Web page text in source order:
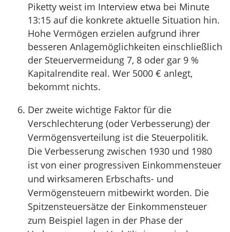
Piketty weist im Interview etwa bei Minute
13:15 auf die konkrete aktuelle Situation hin.
Hohe Vermögen erzielen aufgrund ihrer
besseren Anlagemöglichkeiten einschließlich
der Steuervermeidung 7, 8 oder gar 9 %
Kapitalrendite real. Wer 5000 € anlegt,
bekommt nichts.
Der zweite wichtige Faktor für die
Verschlechterung (oder Verbesserung) der
Vermögensverteilung ist die Steuerpolitik.
Die Verbesserung zwischen 1930 und 1980
ist von einer progressiven Einkommensteuer
und wirksameren Erbschafts- und
Vermögensteuern mitbewirkt worden. Die
Spitzensteuersätze der Einkommensteuer
zum Beispiel lagen in der Phase der